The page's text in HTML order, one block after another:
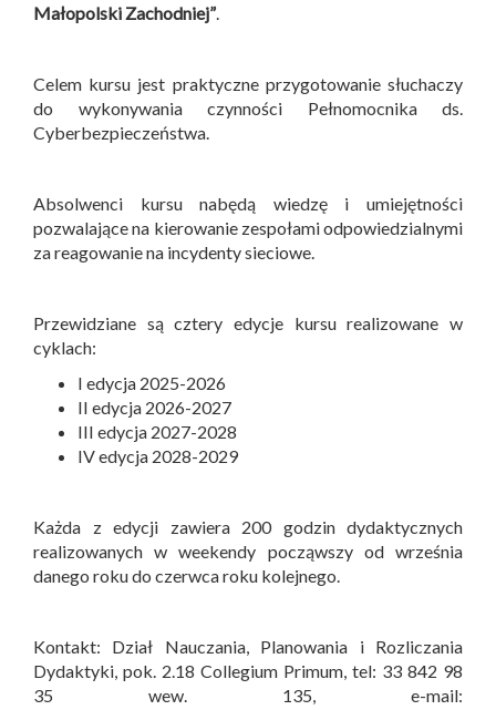
Małopolski Zachodniej”.
Celem kursu jest praktyczne przygotowanie słuchaczy
do wykonywania czynności Pełnomocnika ds.
Cyberbezpieczeństwa.
Absolwenci kursu nabędą wiedzę i umiejętności
pozwalające na kierowanie zespołami odpowiedzialnymi
za reagowanie na incydenty sieciowe.
Przewidziane są cztery edycje kursu realizowane w
cyklach:
I edycja 2025-2026
II edycja 2026-2027
III edycja 2027-2028
IV edycja 2028-2029
Każda z edycji zawiera 200 godzin dydaktycznych
realizowanych w weekendy począwszy od września
danego roku do czerwca roku kolejnego.
Kontakt: Dział Nauczania, Planowania i Rozliczania
Dydaktyki, pok. 2.18 Collegium Primum, tel: 33 842 98
35 wew. 135, e-mail: